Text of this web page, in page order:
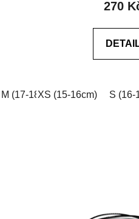
XXL (20-21cm) Na
M (17-18cm) L (18-19cm)
z
270
XS (15-16cm) S (16-